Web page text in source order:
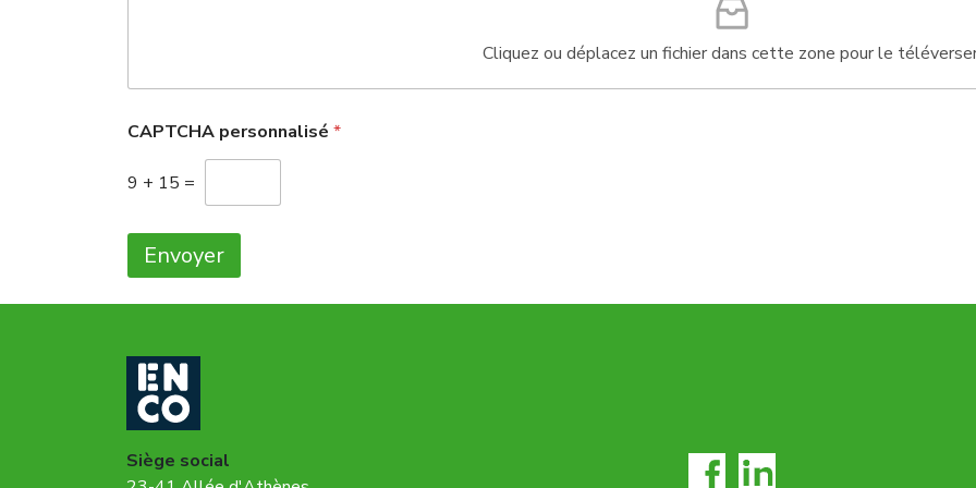
Cliquez ou déplacez un fichier dans cette zone pour le
CAPTCHA personnalisé *
9 + 15 =
Envoyer
Siège social